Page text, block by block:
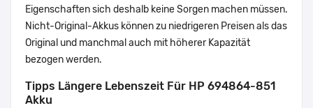
Eigenschaften sich deshalb keine Sorgen machen müssen.
Nicht-Original-Akkus können zu niedrigeren Preisen als das
Original und manchmal auch mit höherer Kapazität
bezogen werden.
Tipps Längere Lebenszeit Für HP 694864-851
Akku